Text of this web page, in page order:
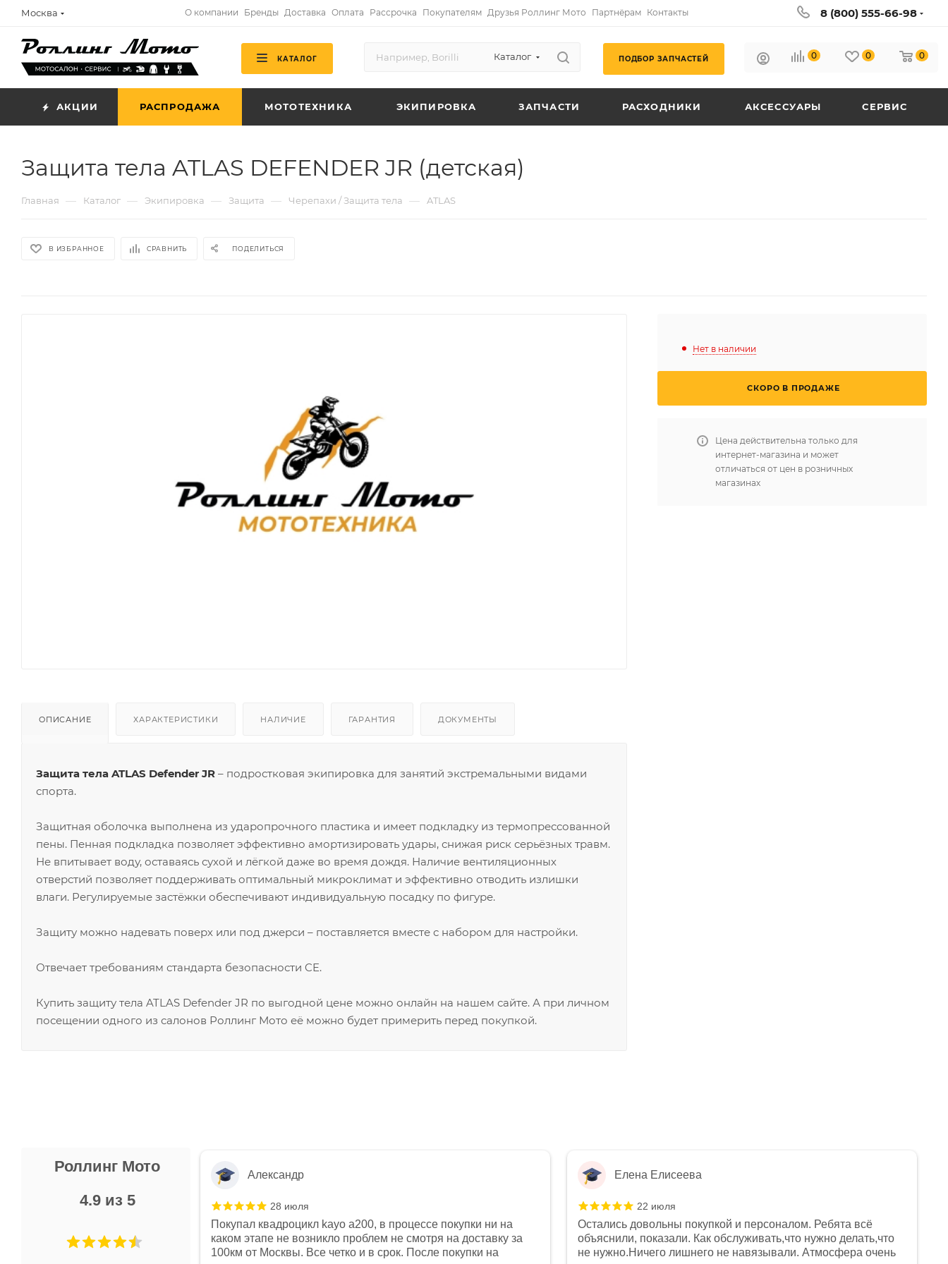
Москва О компании Бренды Доставка Оплата Рассрочка Покупателям Друзья Роллинг Мото Партнёрам Контакты 8 (800) 555-66-98
КАТАЛОГ Каталог ПОДБОР ЗАПЧАСТЕЙ 0 0 0
АКЦИИ РАСПРОДАЖА МОТОТЕХНИКА ЭКИПИРОВКА ЗАПЧАСТИ РАСХОДНИКИ АКСЕССУАРЫ СЕРВИС
Защита тела ATLAS DEFENDER JR (детская)
Главная — Каталог — Экипировка — Защита — Черепахи / Защита тела — ATLAS
В ИЗБРАННОЕ СРАВНИТЬ ПОДЕЛИТЬСЯ
ОПИСАНИЕ ХАРАКТЕРИСТИКИ НАЛИЧИЕ ГАРАНТИЯ ДОКУМЕНТЫ
Защита тела ATLAS Defender JR – подростковая экипировка для занятий экстремальными видами
спорта.
Защитная оболочка выполнена из ударопрочного пластика и имеет подкладку из термопрессованной
пены. Пенная подкладка позволяет эффективно амортизировать удары, снижая риск серьёзных травм.
Не впитывает воду, оставаясь сухой и лёгкой даже во время дождя. Наличие вентиляционных
отверстий позволяет поддерживать оптимальный микроклимат и эффективно отводить излишки
влаги. Регулируемые застёжки обеспечивают индивидуальную посадку по фигуре.
Защиту можно надевать поверх или под джерси – поставляется вместе с набором для настройки.
Отвечает требованиям стандарта безопасности CE.
Купить защиту тела ATLAS Defender JR по выгодной цене можно онлайн на нашем сайте. А при личном
посещении одного из салонов Роллинг Мото её можно будет примерить перед покупкой.
Нет в наличии
СКОРО В ПРОДАЖЕ
Цена действительна только для
интернет-магазина и может
отличаться от цен в розничных
магазинах
Роллинг Мото
4.9 из 5
Не понравились условия
и дают только на год)
Александр
28 июля
Покупал квадроцикл kayo a200, в процессе покупки ни на
каком этапе не возникло проблем не смотря на доставку за
100км от Москвы. Все четко и в срок. После покупки на
Елена Елисеева
22 июля
Остались довольны покупкой и персоналом. Ребята всё
объяснили, показали. Как обслуживать,что нужно делать,что
не нужно.Ничего лишнего не навязывали. Атмосфера очень